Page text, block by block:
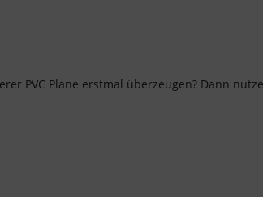
PVC Plane erstmal überzeugen? Dann